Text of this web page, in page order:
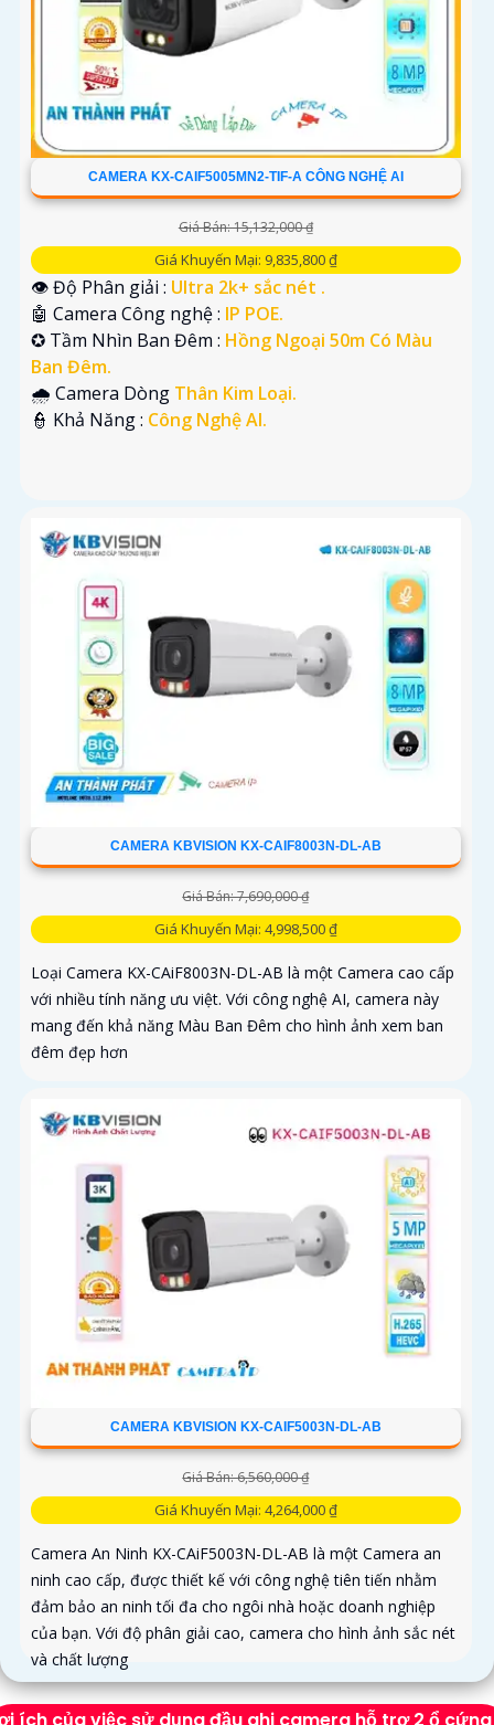
CAMERA KX-CAIF5005MN2-TIF-A CÔNG NGHỆ AI
Giá Bán: 15,132,000 ₫
Giá Khuyến Mại: 9,835,800 ₫
👁 Độ Phân giải : Ultra 2k+ sắc nét .
🤖️ Camera Công nghệ : IP POE.
✪ Tầm Nhìn Ban Đêm : Hồng Ngoại 50m Có Màu
Ban Đêm.
🌧️ Camera Dòng Thân Kim Loại.
️👮 Khả Năng : Công Nghệ AI.
CAMERA KBVISION KX-CAIF8003N-DL-AB
Giá Bán: 7,690,000 ₫
Giá Khuyến Mại: 4,998,500 ₫
Loại Camera KX-CAiF8003N-DL-AB là một Camera cao cấp
với nhiều tính năng ưu việt. Với công nghệ AI, camera này
mang đến khả năng Màu Ban Đêm cho hình ảnh xem ban
đêm đẹp hơn
CAMERA KBVISION KX-CAIF5003N-DL-AB
Giá Bán: 6,560,000 ₫
Giá Khuyến Mại: 4,264,000 ₫
Camera An Ninh KX-CAiF5003N-DL-AB là một Camera an
ninh cao cấp, được thiết kế với công nghệ tiên tiến nhằm
đảm bảo an ninh tối đa cho ngôi nhà hoặc doanh nghiệp
của bạn. Với độ phân giải cao, camera cho hình ảnh sắc nét
và chất lượng
ích của việc sử dụng đầu ghi camera hỗ trợ 2 ổ cứng